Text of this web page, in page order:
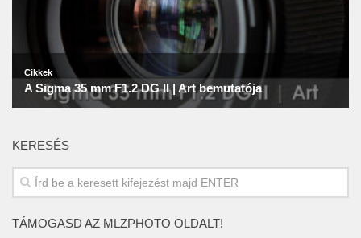
KERESÉS
TÁMOGASD AZ MLZPHOTO OLDALT!